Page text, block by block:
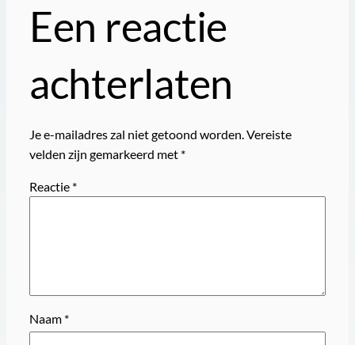
Een reactie
achterlaten
Je e-mailadres zal niet getoond worden.Vereiste
velden zijn gemarkeerd met *
Reactie *
Naam *